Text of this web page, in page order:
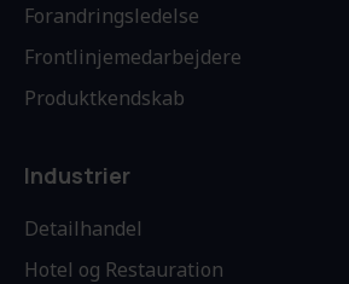
Forandringsledelse
Frontlinjemedarbejdere
Produktkendskab
Industrier
Detailhandel
Hotel og Restauration